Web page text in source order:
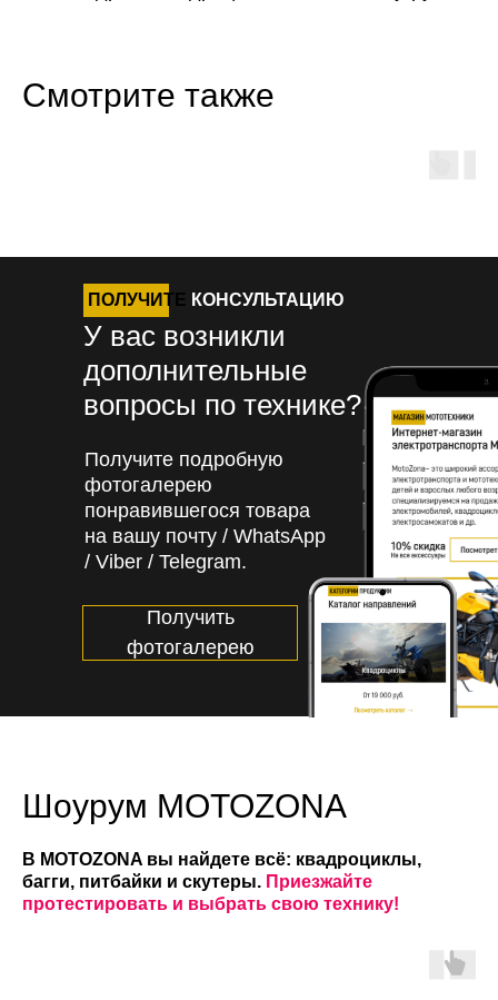
Длина (мм)
Сухая масса (кг) 111
Высота по седлу (мм) 700
Задние амортизаторы регулируемые
амортизаторы
регулируемые
маятниковая с моно
амортизатором
рычажная, на шаровых
амортизаторам
Смотрите также
Получите подробную
фотогалерею
понравившегося товара
на вашу почту / WhatsApp
/ Viber / Telegram.
Получить
фотогалерею
У вас возникли
дополнительные
вопросы по технике?
ПОЛУЧИТЕ КОНСУЛЬТАЦИЮ
Шоурум MOTOZONA
В MOTOZONA вы найдете всё: квадроциклы,
багги, питбайки и скутеры. Приезжайте
протестировать и выбрать свою технику!